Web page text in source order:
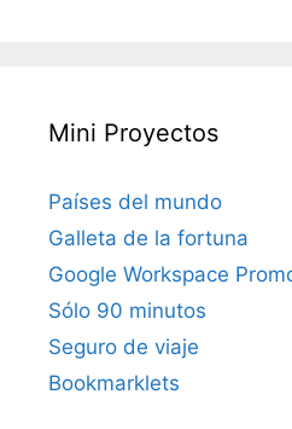
Mini Proyectos
Países del mundo
Galleta de la fortuna
Google Workspace
Sólo 90 minutos
Seguro de viaje
Bookmarklets